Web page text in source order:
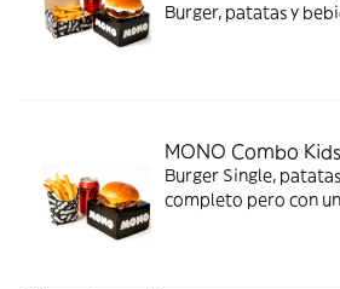
Burger, patatas y
MONO Combo Kids
Burger Single,
completo pero con